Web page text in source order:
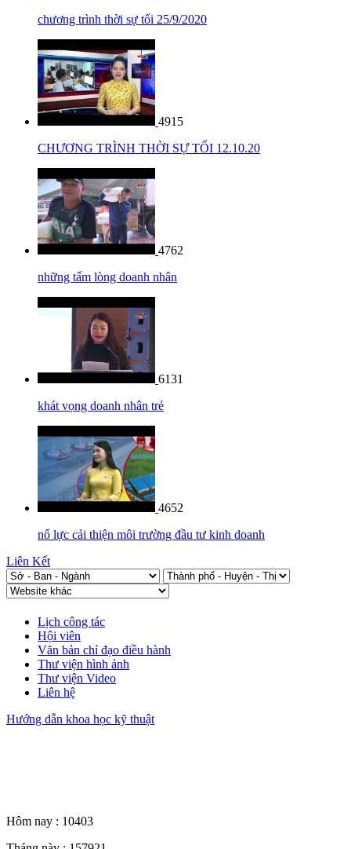
chương trình thời sự tối 25/9/2020
4915
CHƯƠNG TRÌNH THỜI SỰ TỐI 12.10.20
4762
những tấm lòng doanh nhân
6131
khát vọng doanh nhân trẻ
4652
nổ lực cải thiện môi trường đầu tư kinh doanh
Liên Kết
Lịch công tác
Hội viên
Văn bản chỉ đạo điều hành
Thư viện hình ảnh
Thư viện Video
Liên hệ
Hướng dẫn khoa học kỹ thuật
Hôm nay : 10403